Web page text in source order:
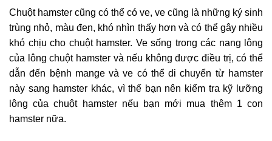
Chuột hamster cũng có thể có ve, ve cũng là những ký sinh
trùng nhỏ, màu đen, khó nhìn thấy hơn và có thể gây nhiều
khó chịu cho chuột hamster. Ve sống trong các nang lông
của lông chuột hamster và nếu không được điều trị, có thể
dẫn đến bệnh mange và ve có thể di chuyển từ hamster
này sang hamster khác, vì thế bạn nên kiểm tra kỹ lưỡng
lông của chuột hamster nếu bạn mới mua thêm 1 con
hamster nữa.